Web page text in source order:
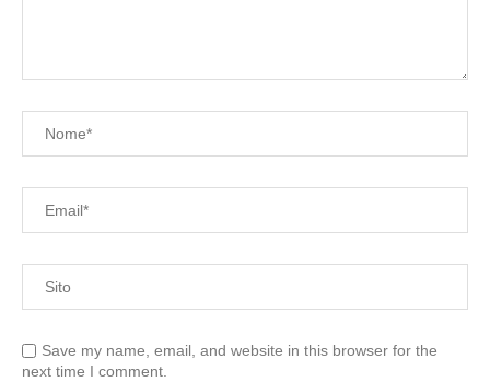
Save my name, email, and website in this browser for the
next time I comment.